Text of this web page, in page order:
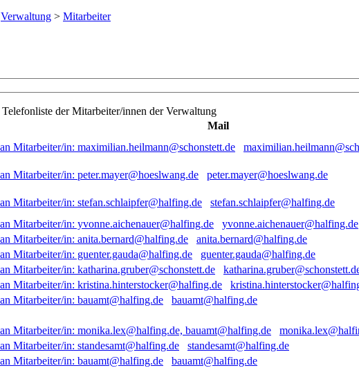
Verwaltung > Mitarbeiter
Telefonliste der Mitarbeiter/innen der Verwaltung
Mail
peter.mayer@hoeslwang.de
stefan.schlaipfer@halfing.de
yvonne.aichenauer@halfing.de
anita.bernard@halfing.de
guenter.gauda@halfing.de
bauamt@halfing.de
standesamt@halfing.de
bauamt@halfing.de